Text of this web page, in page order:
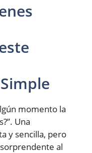
momento la
Una
y sencilla, pero
al